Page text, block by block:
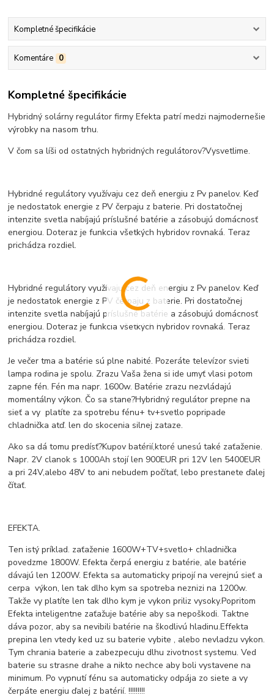
Kompletné špecifikácie
Komentáre 0
Kompletné špecifikácie
Hybridný solárny regulátor firmy Efekta patrí medzi najmodernešie
výrobky na nasom trhu.
V čom sa líši od ostatných hybridných regulátorov?Vysvetlime.
Hybridné regulátory využívaju cez deň energiu z Pv panelov. Keď
je nedostatok energie z PV čerpaju z baterie. Pri dostatočnej
intenzite svetla nabíjajú príslušné batérie a zásobujú domácnosť
energiou. Doteraz je funkcia všetkých hybridov rovnaká. Teraz
prichádza rozdiel.
Hybridné regulátory využívaju cez deň energiu z Pv panelov. Keď
je nedostatok energie z PV čerpaju z baterie. Pri dostatočnej
intenzite svetla nabíjajú príslušné batérie a zásobujú domácnosť
energiou. Doteraz je funkcia všetkých hybridov rovnaká. Teraz
prichádza rozdiel.
Je večer tma a batérie sú plne nabité. Pozeráte televízor svieti
lampa rodina je spolu. Zrazu Vaša žena si ide umyť vlasi potom
zapne fén. Fén ma napr. 1600w. Batérie zrazu nezvládajú
momentálny výkon. Čo sa stane?Hybridný regulátor prepne na
sieť a vy platíte za spotrebu fénu+ tv+svetlo popripade
chladnička atď. len do skocenia silnej zataze.
Ako sa dá tomu predísť?Kupov batérií,ktoré unesú také zaťaženie.
Napr. 2V clanok s 1000Ah stojí len 900EUR pri 12V len 5400EUR
a pri 24V,alebo 48V to ani nebudem počítať, lebo prestanete ďalej
čítať.
EFEKTA.
Ten istý príklad. zaťaženie 1600W+TV+svetlo+ chladnička
povedzme 1800W. Efekta čerpá energiu z batérie, ale batérie
dávajú len 1200W. Efekta sa automaticky pripojí na verejnú sieť a
cerpa výkon, len tak dlho kym sa spotreba neznizi na 1200w.
Takže vy platíte len tak dlho kym je vykon priliz vysoky.Popritom
Efekta inteligentne zaťažuje batérie aby sa nepoškodi. Taktne
dáva pozor, aby sa nevibili batérie na škodlivú hladinu.Effekta
prepina len vtedy ked uz su baterie vybite , alebo nevladzu vykon.
Tym chrania baterie a zabezpecuju dlhu zivotnost systemu. Ved
baterie su strasne drahe a nikto nechce aby boli vystavene na
minimum. Po vypnutí fénu sa automaticky odpája zo siete a vy
čerpáte energiu ďalej z batérií. !!!!!!!!!